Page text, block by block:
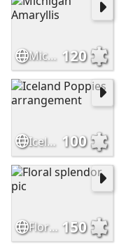
Michigan Amaryllis 120
Iceland Poppies arrangement 100
Floral splendor pic 150